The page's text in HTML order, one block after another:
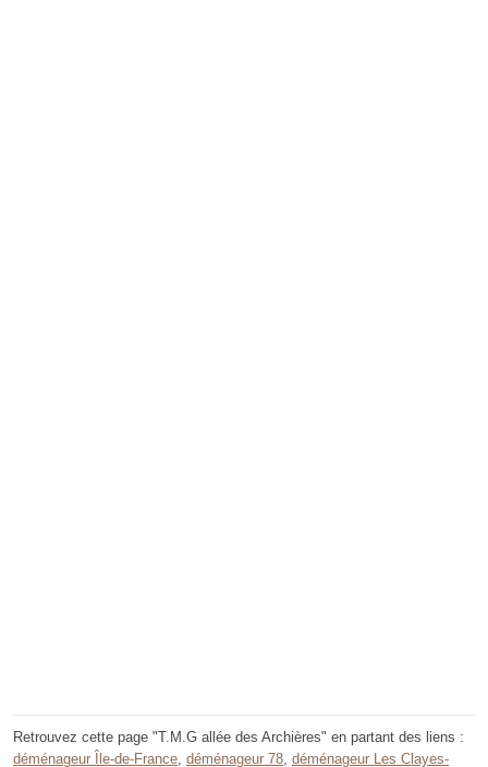
Retrouvez cette page "T.M.G allée des Archières" en partant des liens :
déménageur Île-de-France, déménageur 78, déménageur Les Clayes-